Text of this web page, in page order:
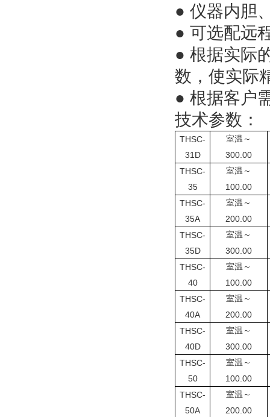
● 仪器内胆
● 可选配远
● 根据实际
数，使实际
● 根据客户
技术参数：
THSC-
31D
室温～
300.00
THSC-
35
室温～
100.00
THSC-
35A
室温～
200.00
THSC-
35D
室温～
300.00
THSC-
40
室温～
100.00
THSC-
40A
室温～
200.00
THSC-
40D
室温～
300.00
THSC-
50
室温～
100.00
THSC-
50A
室温～
200.00